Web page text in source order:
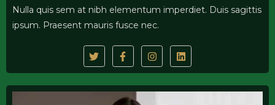
Nulla quis sem at nibh elementum imperdiet. Duis sagittis
ipsum. Praesent mauris fusce nec.